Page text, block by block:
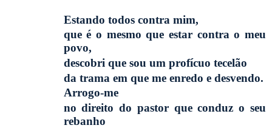
Estando todos contra mim,
que é o mesmo que estar contra o meu
povo,
descobri que sou um profícuo tecelão
da trama em que me enredo e desvendo.
Arrogo-me
no direito do pastor que conduz o seu
rebanho